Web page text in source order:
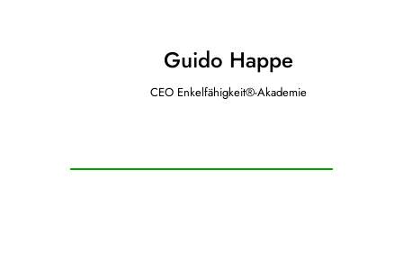
Guido Happe
CEO Enkelfähigkeit®-Akademie